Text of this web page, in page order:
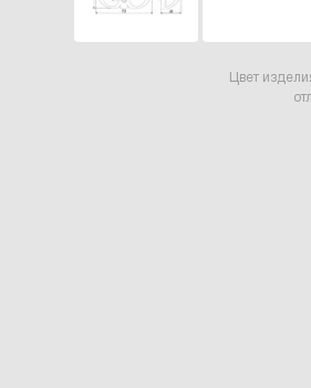
Цвет